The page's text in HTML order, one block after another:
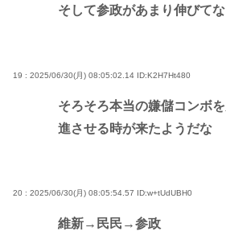
そして参政があまり伸びて
19 : 2025/06/30(月) 08:05:02.14 ID:K2H7Ht480
そろそろ本当の嫌儲コンボ
進させる時が来たようだな
20 : 2025/06/30(月) 08:05:54.57 ID:w+tUdUBH0
維新→民民→参政